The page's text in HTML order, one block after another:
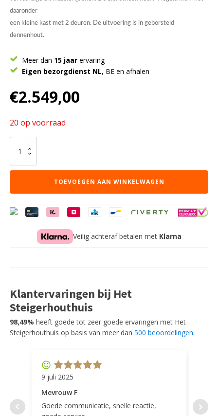
daaronder
een kleine kast met 2 deuren. De uitvoering is in geborsteld
dennenhout.
Meer dan 15 jaar ervaring
Eigen bezorgdienst NL, BE en afhalen
€2.549,00
20 op voorraad
ALEX-
combinatie
bestaat
een
bed
90x200cm
,
kledingkast
en
boekenkast
aantal
TOEVOEGEN AAN WINKELWAGEN
Veilig achteraf betalen met Klarna
Klantervaringen bij Het
Steigerhouthuis
98,49% heeft goede tot zeer goede ervaringen met Het
Steigerhouthuis op basis van meer dan 500 beoordelingen.
9 juli 2025
Mevrouw F
Goede communicatie, snelle reactie,